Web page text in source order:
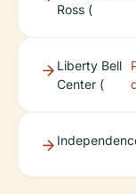
Ross (
Liberty Bell
Center (